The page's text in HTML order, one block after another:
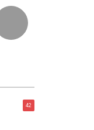
42